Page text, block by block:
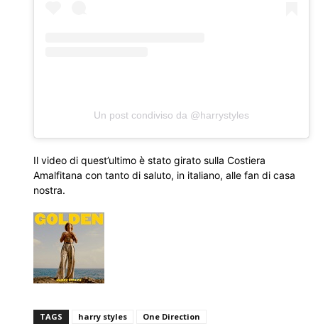
Un post condiviso da @harrystyles
Il video di quest’ultimo è stato girato sulla Costiera
Amalfitana con tanto di saluto, in italiano, alle fan di casa
nostra.
TAGS harry styles One Direction